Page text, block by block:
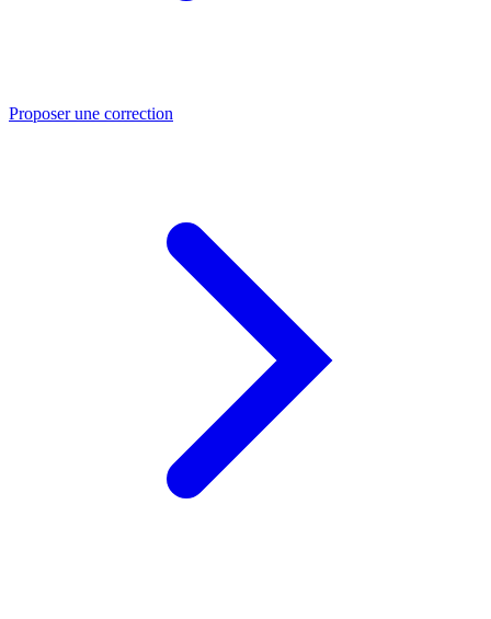
Proposer une correction